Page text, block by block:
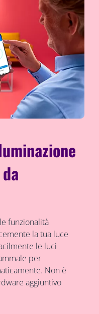
funzionalità
la tua luce
le luci
per
Non è
aggiuntivo